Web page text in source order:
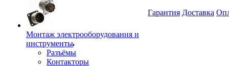
Монтаж электрооборудования и
инструменты
Разъёмы
Контакторы
Гарантия Доставка